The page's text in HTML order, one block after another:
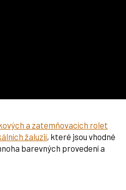
a zatemňovacích rolet
žaluzií, které jsou vhodné
barevných provedení a